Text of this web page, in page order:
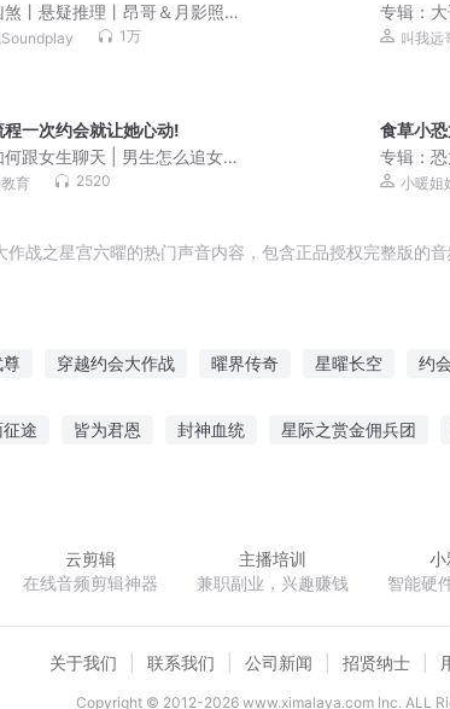
煞丨悬疑推理丨昂哥＆月影照
愁丨精品多人有声
1万
专辑：
叫我远
程一次约会就让她心动!
何跟女生聊天 | 男生怎么追女
育 2520
食草小
专辑：
前故事
小暖姐
战之星宫六曜的热门声音内容，包含正品授权完整版的
尊 穿越约会大作战 曜界传奇 星曜长空 约
途 皆为君恩 封神血统 星际之赏金佣兵团
云剪辑
在线音频剪辑神器
主播培训
兼职副业，兴趣赚钱
小
智能硬
关于我们 联系我们 公司新闻 招贤纳士
Copyright © 2012-2026www.ximalaya.com lnc. ALL